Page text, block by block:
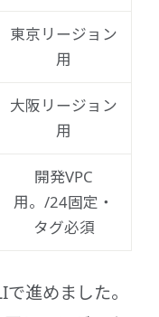
東京リージョン
用
大阪リージョン
用
開発VPC
用。/24固定・
タグ必須
進めました。